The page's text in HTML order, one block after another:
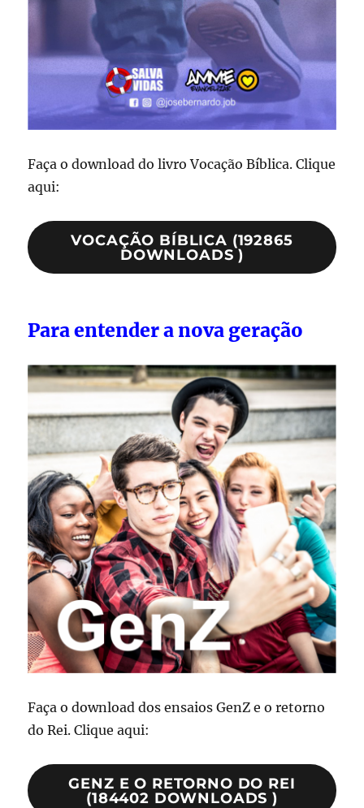
Faça o download do livro Vocação Bíblica. Clique
aqui:
VOCAÇÃO BÍBLICA (192865
DOWNLOADS )
Para entender a nova geração
Faça o download dos ensaios GenZ e o retorno
do Rei. Clique aqui:
GENZ E O RETORNO DO REI
(184402 DOWNLOADS )